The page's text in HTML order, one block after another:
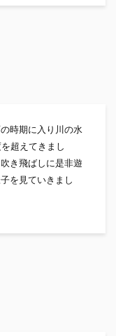
時期に入り川の水
超えてきまし
き飛ばしに是非遊
を見ていきまし